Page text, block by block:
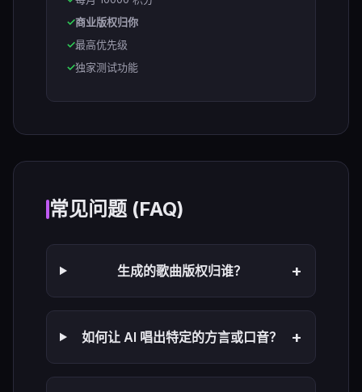
商业版权归你
最高优先级
独家测试功能
常见问题 (FAQ)
生成的歌曲版权归谁？
如何让 AI 唱出特定的方言或口音？